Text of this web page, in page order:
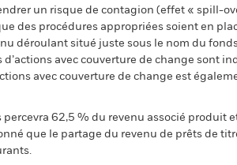
un risque de contagion (effet « spill-
des procédures appropriées soient en
déroulant situé juste sous le nom du
avec couverture de change sont
avec couverture de change est
62,5 % du revenu associé produit
que le partage du revenu de prêts de